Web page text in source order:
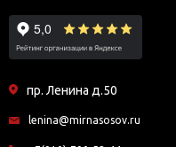
пр. Ленина д.50
lenina@mirnasosov.ru